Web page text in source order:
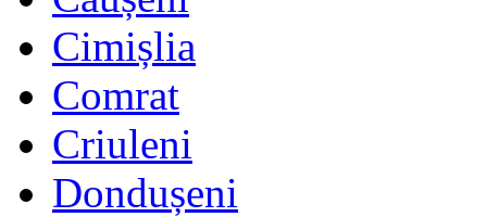
Cimișlia
Comrat
Criuleni
Dondușeni